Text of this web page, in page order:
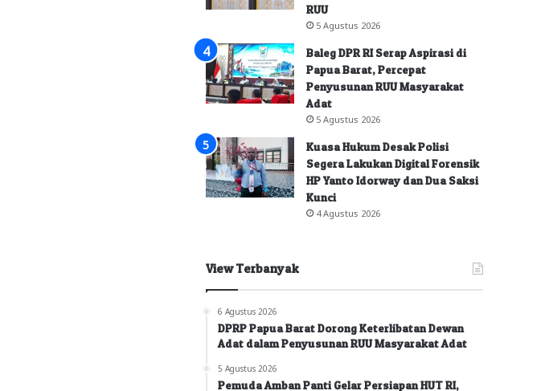
RUU
5 Agustus 2026
Baleg DPR RI Serap Aspirasi di
Papua Barat, Percepat
Penyusunan RUU Masyarakat
Adat
5 Agustus 2026
Kuasa Hukum Desak Polisi
Segera Lakukan Digital Forensik
HP Yanto Idorway dan Dua Saksi
Kunci
4 Agustus 2026
View Terbanyak
6 Agustus 2026
DPRP Papua Barat Dorong Keterlibatan Dewan
Adat dalam Penyusunan RUU Masyarakat Adat
5 Agustus 2026
Pemuda Amban Panti Gelar Persiapan HUT RI,